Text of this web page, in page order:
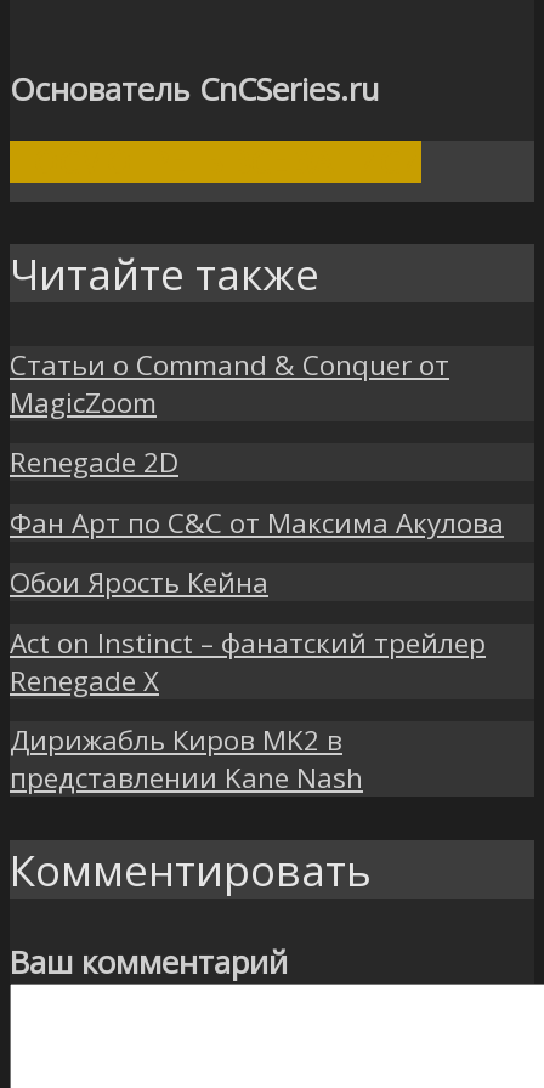
Основатель CnCSeries.ru
Читайте также
Статьи о Command & Conquer от
MagicZoom
Renegade 2D
Фан Арт по C&C от Максима Акулова
Обои Ярость Кейна
Act on Instinct – фанатский трейлер
Renegade X
Дирижабль Киров MK2 в
представлении Kane Nash
Комментировать
Ваш комментарий